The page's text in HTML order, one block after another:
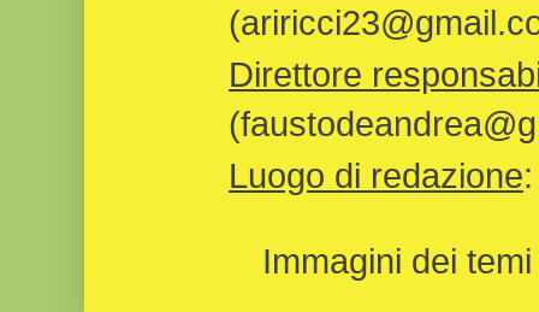
Direttore
Luogo di redazione
Immagini dei